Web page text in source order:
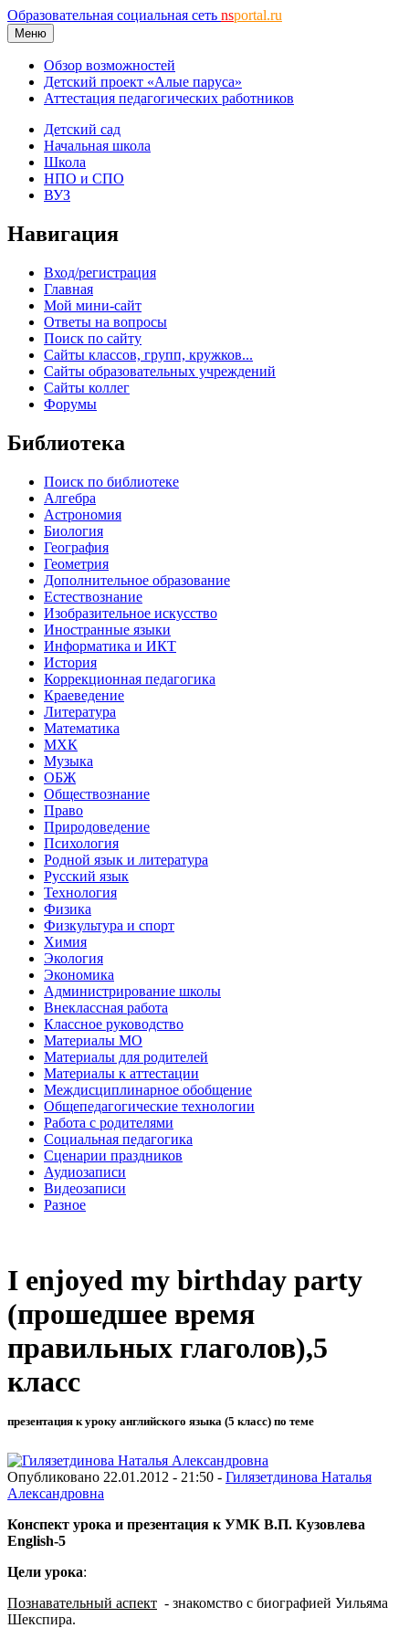
Образовательная социальная сеть nsportal.ru
Меню
Обзор возможностей
Детский проект «Алые паруса»
Аттестация педагогических работников
Детский сад
Начальная школа
Школа
НПО и СПО
ВУЗ
Навигация
Вход/регистрация
Главная
Мой мини-сайт
Ответы на вопросы
Поиск по сайту
Сайты классов, групп, кружков...
Сайты образовательных учреждений
Сайты коллег
Форумы
Библиотека
Поиск по библиотеке
Алгебра
Астрономия
Биология
География
Геометрия
Дополнительное образование
Естествознание
Изобразительное искусство
Иностранные языки
Информатика и ИКТ
История
Коррекционная педагогика
Краеведение
Литература
Математика
МХК
Музыка
ОБЖ
Обществознание
Право
Природоведение
Психология
Родной язык и литература
Русский язык
Технология
Физика
Физкультура и спорт
Химия
Экология
Экономика
Администрирование школы
Внеклассная работа
Классное руководство
Материалы МО
Материалы для родителей
Материалы к аттестации
Междисциплинарное обобщение
Общепедагогические технологии
Работа с родителями
Социальная педагогика
Сценарии праздников
Аудиозаписи
Видеозаписи
Разное
I enjoyed my birthday party
(прошедшее время
правильных глаголов),5
класс
презентация к уроку английского языка (5 класс) по теме
Опубликовано 22.01.2012 - 21:50 - Гилязетдинова Наталья
Александровна
Конспект урока и презентация к УМК В.П. Кузовлева
English-5
Цели урока:
Познавательный аспект - знакомство с биографией Уильяма
Шекспира.